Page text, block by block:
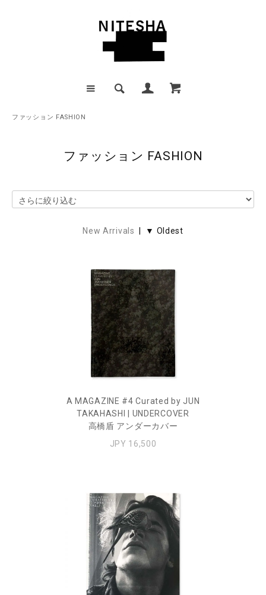
ファッション FASHION
ファッション FASHION
New Arrivals | ▼ Oldest
A MAGAZINE #4 Curated by JUN
TAKAHASHI | UNDERCOVER
高橋盾 アンダーカバー
JPY 16,500